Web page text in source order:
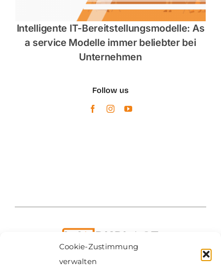
Cookie-Zustimmung
verwalten
Intelligente IT-Bereitstellungsmodelle: As
a service Modelle immer beliebter bei
Unternehmen
Follow us